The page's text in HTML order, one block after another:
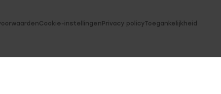
Cookie-instellingenPrivacy policyToegankelijkheid